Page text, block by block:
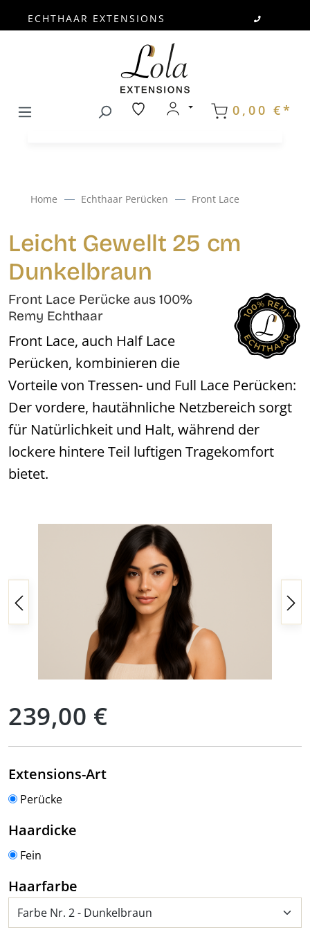
ECHTHAAR EXTENSIONS
0,00 €*
Home Echthaar Perücken Front Lace
Leicht Gewellt 25 cm
Dunkelbraun
Front Lace Perücke aus 100%
Remy Echthaar
Front Lace, auch Half Lace
Perücken, kombinieren die
Vorteile von Tressen- und Full Lace Perücken:
Der vordere, hautähnliche Netzbereich sorgt
für Natürlichkeit und Halt, während der
lockere hintere Teil luftigen Tragekomfort
bietet.
Bildergalerie überspringen
239,00 €
Extensions-Artauswählen
Perücke
Haardicke
Fein
Haarfarbe